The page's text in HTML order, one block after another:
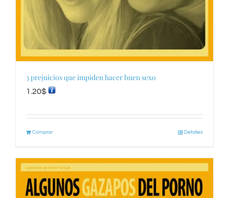
3 prejuicios que impiden hacer buen sexo
1.20$
Comprar Detalles